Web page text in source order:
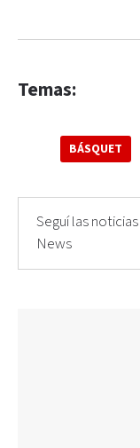
Temas:
BÁSQUET
Seguí las
News